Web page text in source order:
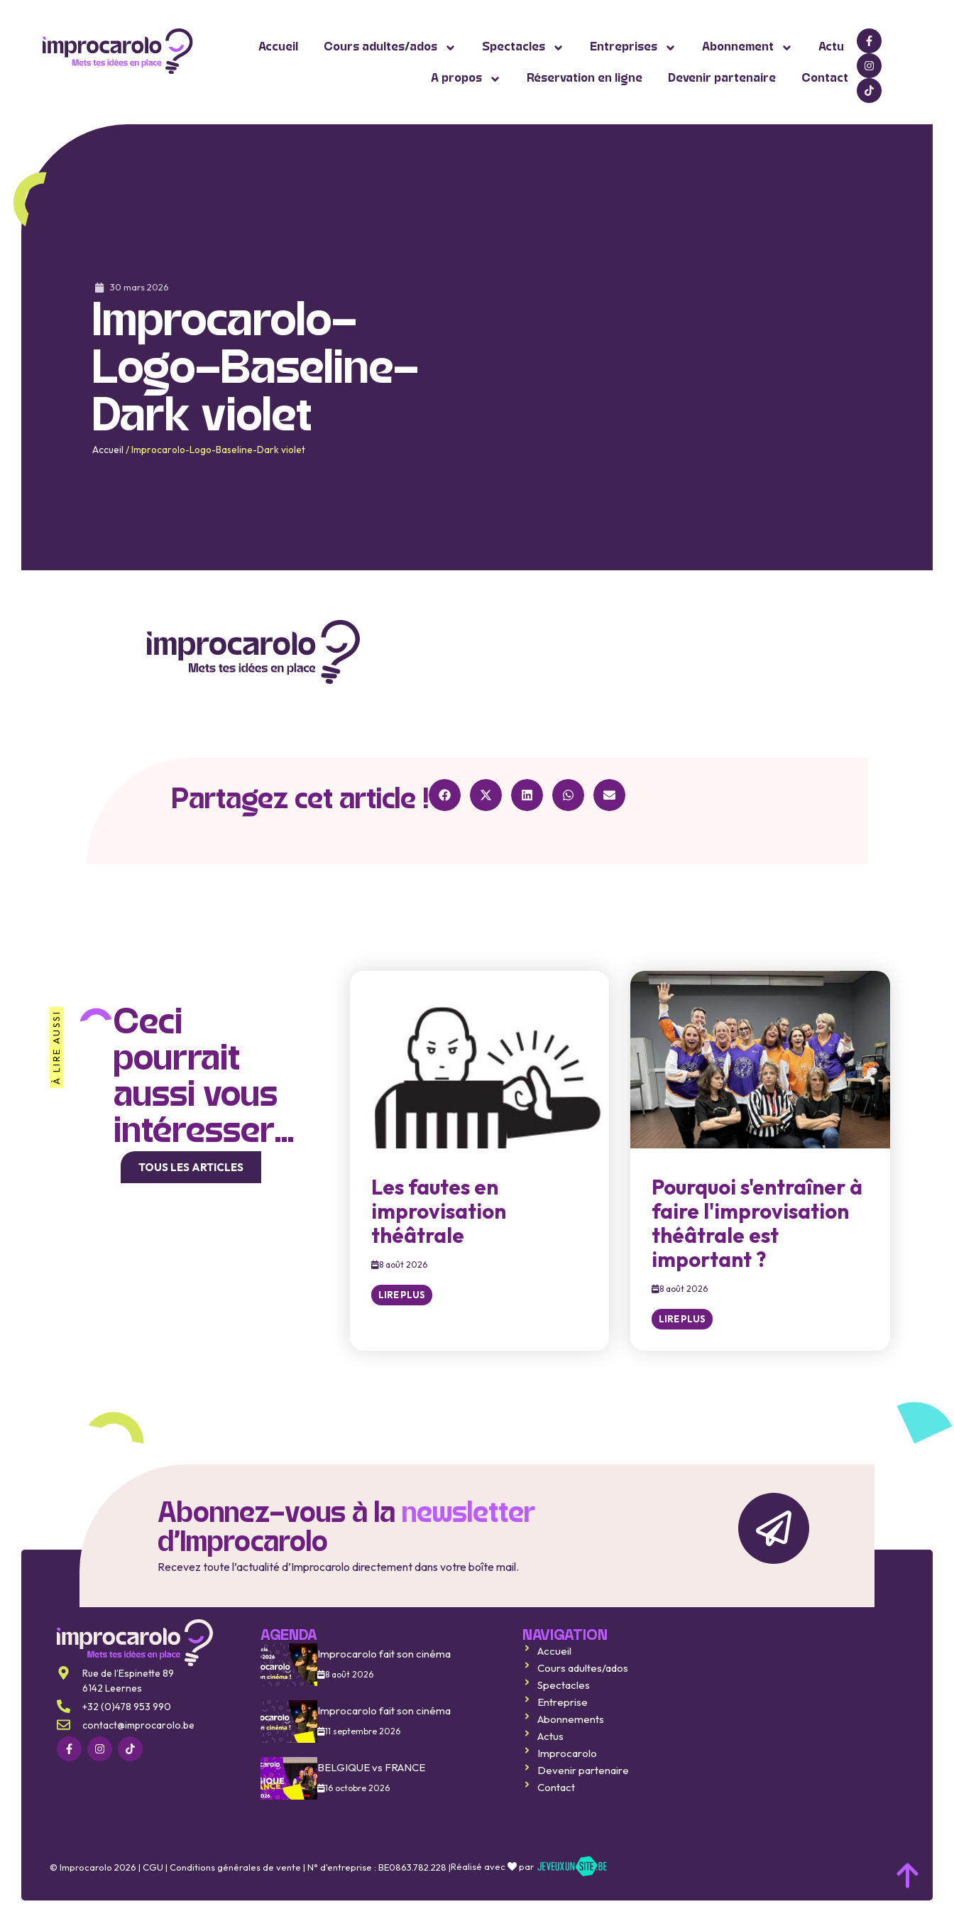
Accueil Cours adultes/ados Spectacles Entreprises Abonnement Actu
A propos Réservation en ligne Devenir partenaire Contact
30 mars 2026
Improcarolo-
Logo-Baseline-
Dark violet
Accueil /Improcarolo-Logo-Baseline-Dark violet
Partagez cet article !
À LIRE AUSSI
Ceci
pourrait
aussi vous
intéresser...
TOUS LES ARTICLES
Les fautes en
improvisation
théâtrale
8 août 2026
LIRE PLUS
Pourquoi s'entraîner à
faire l'improvisation
théâtrale est
important ?
8 août 2026
LIRE PLUS
Abonnez-vous à la newsletter
d'Improcarolo
Recevez toute l’actualité d’Improcarolo directement dans votre boîte mail.
Rue de l’Espinette 89
6142 Leernes
+32 (0)478 953 990
contact@improcarolo.be
AGENDA
Improcarolo fait son cinéma
8 août 2026
Improcarolo fait son cinéma
11 septembre 2026
BELGIQUE vs FRANCE
16 octobre 2026
NAVIGATION
Accueil
Cours adultes/ados
Spectacles
Entreprise
Abonnements
Actus
Improcarolo
Devenir partenaire
Contact
© Improcarolo 2026 | CGU | Conditions générales de vente | N° d'entreprise : BE0863.782.228 |Réalisé avec par